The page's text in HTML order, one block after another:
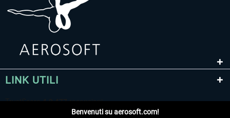
LINK UTILI
Benvenuti su aerosoft.com!